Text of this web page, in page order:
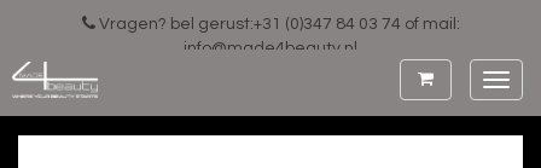
Vragen? bel gerust:+31 (0)347 84 03 74 of mail:
info@made4beauty.nl